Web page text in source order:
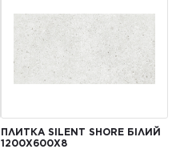
ПЛИТКА SILENT SHORE БІЛИЙ
1200Х600Х8